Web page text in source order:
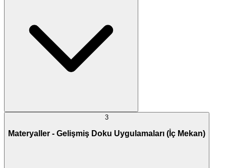
3
Materyaller - Gelişmiş Doku Uygulamaları (İç Mekan)